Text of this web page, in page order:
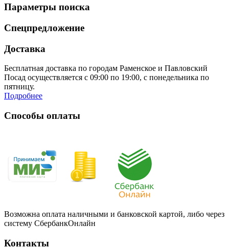
Параметры поиска
Спецпредложение
Доставка
Бесплатная доставка по городам Раменское и Павловский
Посад осуществляется с 09:00 по 19:00, с понедельника по
пятницу.
Подробнее
Способы оплаты
Возможна оплата наличными и банковской картой, либо через
систему СбербанкОнлайн
Контакты